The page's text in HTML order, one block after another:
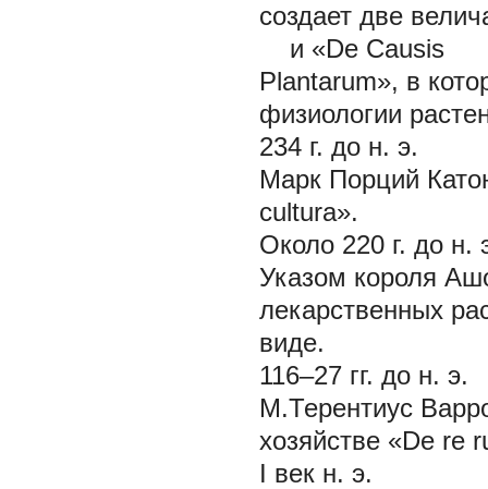
создает две
и «De Causis
Plantarum», в
физиологии
234 г. до н. э.
Марк Порций
cultura».
Около 220 г. до н.
Указом короля
лекарственных
виде.
116–27 гг. до н. э.
М.Терентиус
хозяйстве «De re
I век н. э.